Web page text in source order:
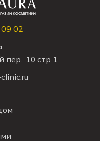
02
10 стр 1